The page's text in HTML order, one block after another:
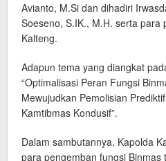
Avianto, M.Si dan dihadiri
Soeseno, S.IK., M.H. serta para
Kalteng.
Adapun tema yang diangkat
“Optimalisasi Peran Fungsi
Mewujudkan Pemolisian
Kamtibmas Kondusif”.
Dalam sambutannya, Kapolda
para pengemban fungsi Binmas